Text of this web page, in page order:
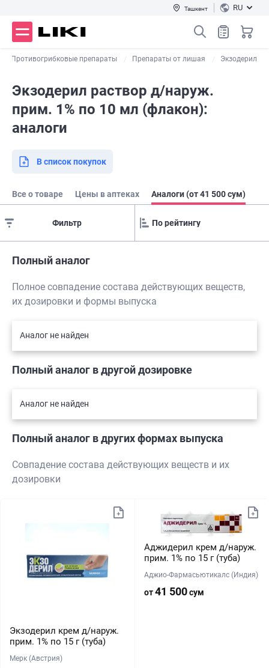
Ташкент RU
Противогрибковые препараты Препараты от лишая Экзодерил
Экзодерил раствор д/наруж.
прим. 1% по 10 мл (флакон):
аналоги
В список покупок
Все о товаре Цены в аптеках Аналоги (от 41 500 сум)
Фильтр
Полный аналог
Полное совпадение состава действующих веществ,
их дозировки и формы выпуска
Аналог не найден
Полный аналог в другой дозировке
Аналог не найден
Полный аналог в других формах выпуска
Совпадение состава действующих веществ и их
дозировки
Экзодерил крем д/наруж.
прим. 1% по 15 г (туба)
Мерк (Австрия)
Аджидерил крем д/наруж.
прим. 1% по 15 г (туба)
Аджио-Фармасьютикалс (Индия)
от41 500сум